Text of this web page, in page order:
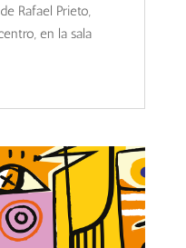
Rafael Prieto,
en la sala